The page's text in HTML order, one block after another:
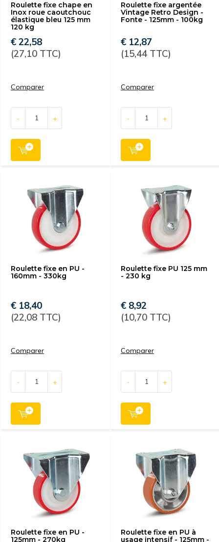
Roulette fixe chape en
Inox roue caoutchouc
élastique bleu 125 mm
120 kg
€ 22,58
(27,10 TTC)
Comparer
- +
Roulette fixe argentée
Vintage Retro Design -
Fonte - 125mm - 100kg
€ 12,87
(15,44 TTC)
Comparer
- +
Roulette fixe en PU -
160mm - 330kg
€ 18,40
(22,08 TTC)
Comparer
- +
Roulette fixe PU 125 mm
- 230 kg
€ 8,92
(10,70 TTC)
Comparer
- +
Roulette fixe en PU -
125mm - 270kg
Roulette fixe en PU à
usage intensif - 125mm -